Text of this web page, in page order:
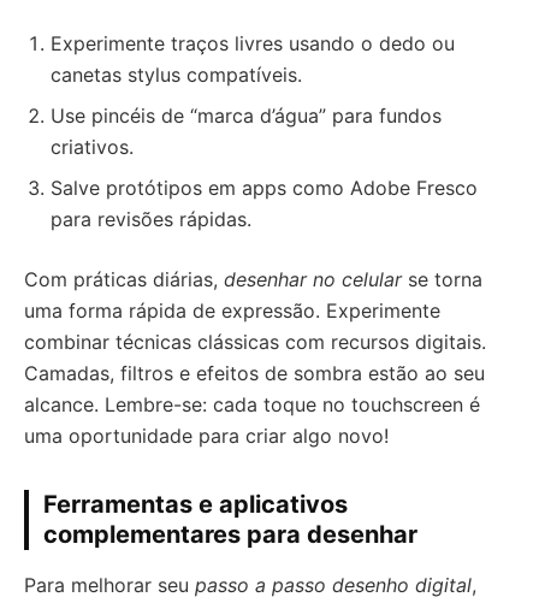
Experimente traços livres usando o dedo ou
canetas stylus compatíveis.
Use pincéis de “marca d’água” para fundos
criativos.
Salve protótipos em apps como Adobe Fresco
para revisões rápidas.
Com práticas diárias, desenhar no celularse torna
uma forma rápida de expressão. Experimente
combinar técnicas clássicas com recursos digitais.
Camadas, filtros e efeitos de sombra estão ao seu
alcance. Lembre-se: cada toque no touchscreen é
uma oportunidade para criar algo novo!
Ferramentas e aplicativos
complementares para desenhar
Para melhorar seu passo a passo desenho digital,